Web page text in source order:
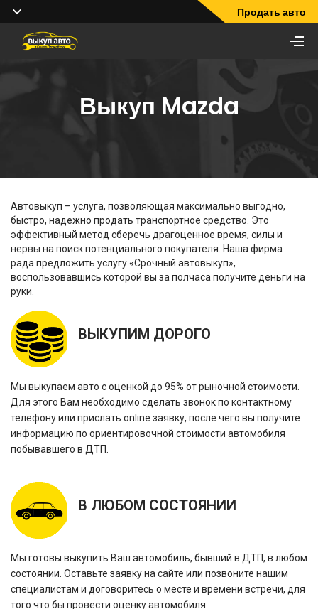
Продать авто
Выкуп Mazda
Автовыкуп – услуга, позволяющая максимально выгодно,
быстро, надежно продать транспортное средство. Это
эффективный метод сберечь драгоценное время, силы и
нервы на поиск потенциального покупателя. Наша фирма
рада предложить услугу «Срочный автовыкуп»,
воспользовавшись которой вы за полчаса получите деньги на
руки.
ВЫКУПИМ ДОРОГО
Мы выкупаем авто с оценкой до 95% от рыночной стоимости.
Для этого Вам необходимо сделать звонок по контактному
телефону или прислать online заявку, после чего вы получите
информацию по ориентировочной стоимости автомобиля
побывавшего в ДТП.
В ЛЮБОМ СОСТОЯНИИ
Мы готовы выкупить Ваш автомобиль, бывший в ДТП, в любом
состоянии. Оставьте заявку на сайте или позвоните нашим
специалистам и договоритесь о месте и времени встречи, для
того что бы провести оценку автомобиля.